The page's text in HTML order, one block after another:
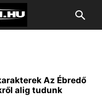
Az Ébredő
alig tudunk